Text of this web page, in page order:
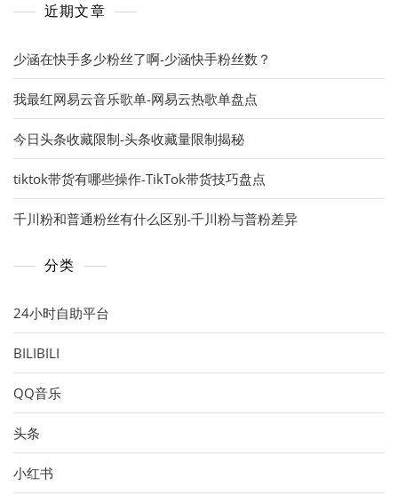
近期文章
少涵在快手多少粉丝了啊-少涵快手粉丝数？
我最红网易云音乐歌单-网易云热歌单盘点
今日头条收藏限制-头条收藏量限制揭秘
tiktok带货有哪些操作-TikTok带货技巧盘点
千川粉和普通粉丝有什么区别-千川粉与普粉差异
分类
24小时自助平台
BILIBILI
QQ音乐
头条
小红书